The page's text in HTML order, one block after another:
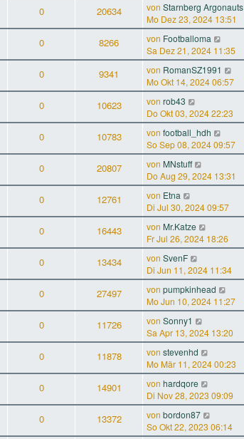
0 20634 von Starnberg Argonauts
Mo Dez 23, 2024 13:51
0 8266 von Footballoma
Sa Dez 21, 2024 11:35
0 9341 von RomanSZ1991
Mo Okt 14, 2024 06:57
0 10623 von rob43
Do Okt 03, 2024 22:23
0 10783 von football_hdh
So Sep 08, 2024 09:57
0 20807 von MNstuff
Do Aug 29, 2024 13:31
0 12761 von Etna
Di Jul 30, 2024 09:57
0 16443 von Mr.Katze
Fr Jul 26, 2024 18:26
0 13434 von SvenF
Di Jun 11, 2024 11:34
0 27497 von pumpkinhead
Mo Jun 10, 2024 11:27
0 11726 von Sonny1
Sa Apr 13, 2024 13:20
0 11878 von stevenhd
Mo Mär 11, 2024 00:23
0 14901 von hardqore
Di Nov 28, 2023 09:09
0 13372 von bordon87
So Okt 22, 2023 06:14